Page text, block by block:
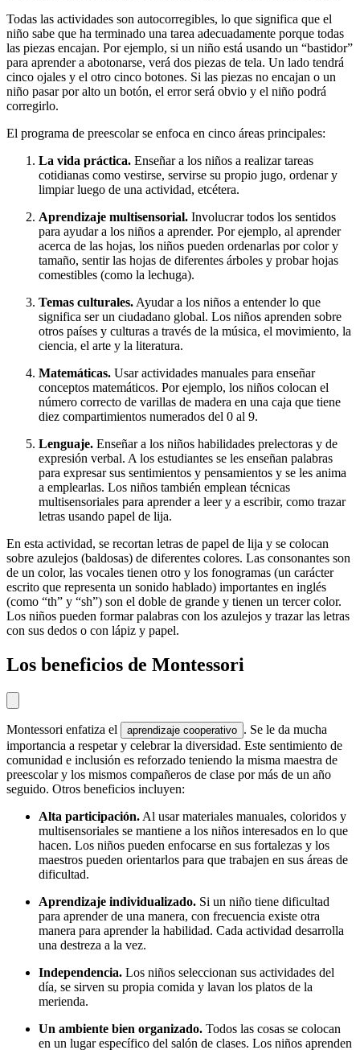
Todas las actividades son autocorregibles, lo que significa que el
niño sabe que ha terminado una tarea adecuadamente porque todas
las piezas encajan. Por ejemplo, si un niño está usando un “bastidor”
para aprender a abotonarse, verá dos piezas de tela. Un lado tendrá
cinco ojales y el otro cinco botones. Si las piezas no encajan o un
niño pasar por alto un botón, el error será obvio y el niño podrá
corregirlo.
El programa de preescolar se enfoca en cinco áreas principales:
La vida práctica. Enseñar a los niños a realizar tareas
cotidianas como vestirse, servirse su propio jugo, ordenar y
limpiar luego de una actividad, etcétera.
Aprendizaje multisensorial. Involucrar todos los sentidos
para ayudar a los niños a aprender. Por ejemplo, al aprender
acerca de las hojas, los niños pueden ordenarlas por color y
tamaño, sentir las hojas de diferentes árboles y probar hojas
comestibles (como la lechuga).
Temas culturales. Ayudar a los niños a entender lo que
significa ser un ciudadano global. Los niños aprenden sobre
otros países y culturas a través de la música, el movimiento, la
ciencia, el arte y la literatura.
Matemáticas. Usar actividades manuales para enseñar
conceptos matemáticos. Por ejemplo, los niños colocan el
número correcto de varillas de madera en una caja que tiene
diez compartimientos numerados del 0 al 9.
Lenguaje. Enseñar a los niños habilidades prelectoras y de
expresión verbal. A los estudiantes se les enseñan palabras
para expresar sus sentimientos y pensamientos y se les anima
a emplearlas. Los niños también emplean técnicas
multisensoriales para aprender a leer y a escribir, como trazar
letras usando papel de lija.
En esta actividad, se recortan letras de papel de lija y se colocan
sobre azulejos (baldosas) de diferentes colores. Las consonantes son
de un color, las vocales tienen otro y los fonogramas (un carácter
escrito que representa un sonido hablado) importantes en inglés
(como “th” y “sh”) son el doble de grande y tienen un tercer color.
Los niños pueden formar palabras con los azulejos y trazar las letras
con sus dedos o con lápiz y papel.
Los beneficios de Montessori
Montessori enfatiza el aprendizaje cooperativo . Se le da mucha
importancia a respetar y celebrar la diversidad. Este sentimiento de
comunidad e inclusión es reforzado teniendo la misma maestra de
preescolar y los mismos compañeros de clase por más de un año
seguido. Otros beneficios incluyen:
Alta participación. Al usar materiales manuales, coloridos y
multisensoriales se mantiene a los niños interesados en lo que
hacen. Los niños pueden enfocarse en sus fortalezas y los
maestros pueden orientarlos para que trabajen en sus áreas de
dificultad.
Aprendizaje individualizado. Si un niño tiene dificultad
para aprender de una manera, con frecuencia existe otra
manera para aprender la habilidad. Cada actividad desarrolla
una destreza a la vez.
Independencia. Los niños seleccionan sus actividades del
día, se sirven su propia comida y lavan los platos de la
merienda.
Un ambiente bien organizado. Todos las cosas se colocan
en un lugar específico del salón de clases. Los niños aprenden